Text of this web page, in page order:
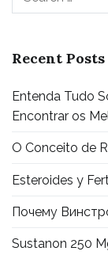
Recent Posts
Entenda Tudo
Encontrar os
O Conceito de
Esteroides y
Почему
Sustanon 250